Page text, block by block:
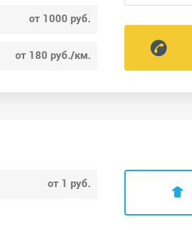
от 1000 руб.
от 180 руб./км.
от 1 руб.